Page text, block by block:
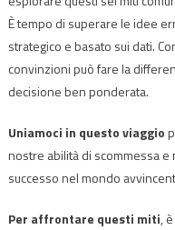
È tempo di superare le idee
strategico e basato sui dati.
convinzioni può fare la
decisione ben ponderata.
Uniamoci in questo viaggio
nostre abilità di scommessa
successo nel mondo
Per affrontare questi miti,